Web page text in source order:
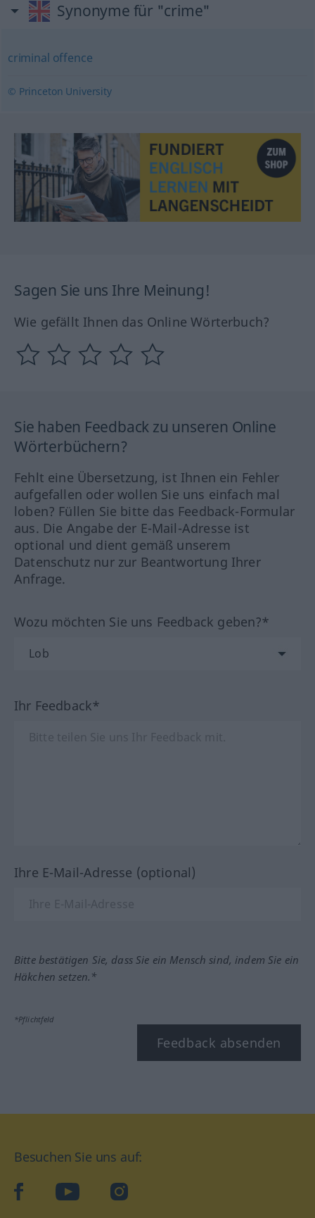
Synonyme für "crime"
criminal offence
© Princeton University
Sagen Sie uns Ihre Meinung!
Wie gefällt Ihnen das Online Wörterbuch?
Sie haben Feedback zu unseren Online
Wörterbüchern?
Fehlt eine Übersetzung, ist Ihnen ein Fehler
aufgefallen oder wollen Sie uns einfach mal
loben? Füllen Sie bitte das Feedback-Formular
aus. Die Angabe der E-Mail-Adresse ist
optional und dient gemäß unserem
Datenschutz nur zur Beantwortung Ihrer
Anfrage.
Wozu möchten Sie uns Feedback geben?*
Ihr Feedback*
Ihre E-Mail-Adresse (optional)
Bitte bestätigen Sie, dass Sie ein Mensch sind, indem Sie ein
Häkchen setzen.*
*Pflichtfeld
Feedback absenden
Besuchen Sie uns auf:
facebookYouTube Instagram